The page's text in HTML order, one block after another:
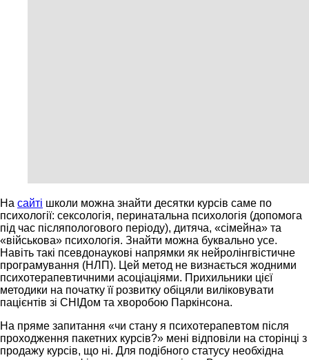
На сайті школи можна знайти десятки курсів саме по
психології: сексологія, перинатальна психологія (допомога
під час післяпологового періоду), дитяча, «сімейна» та
«військова» психологія. Знайти можна буквально усе.
Навіть такі псевдонаукові напрямки як нейролінгвістичне
програмування (НЛП). Цей метод не визнається жодними
психотерапевтичними асоціаціями. Прихильники цієї
методики на початку її розвитку обіцяли виліковувати
пацієнтів зі СНІДом та хворобою Паркінсона.
На пряме запитання «чи стану я психотерапевтом після
проходження пакетних курсів?» мені відповіли на сторінці з
продажу курсів, що ні. Для подібного статусу необхідна